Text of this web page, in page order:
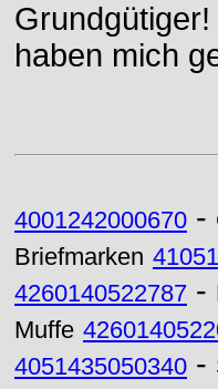
haben mich
4001242000670 -
Briefmarken
4260140522787 -
Muffe
4051435050340 -